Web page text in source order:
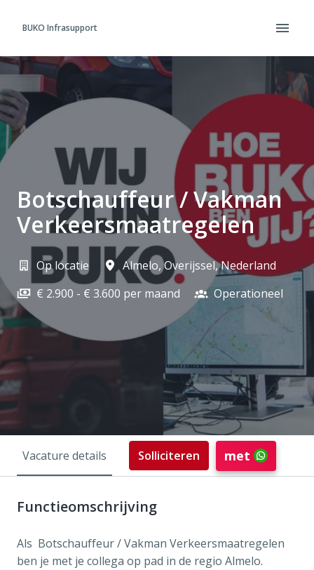
naarBUKO Infrasupport
Homepagina
Botschauffeur / Vakman
Verkeersmaatregelen
Op locatie Almelo, Overijssel,Nederland
€ 2.900 - € 3.600 per maand
Operationeel
Vacature details Solliciteren met
Functieomschrijving
Als Botschauffeur / Vakman Verkeersmaatregelen
ben je met je collega op pad in de regio Almelo.